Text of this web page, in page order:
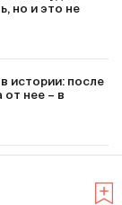
но и это не
истории: после
от нее – в